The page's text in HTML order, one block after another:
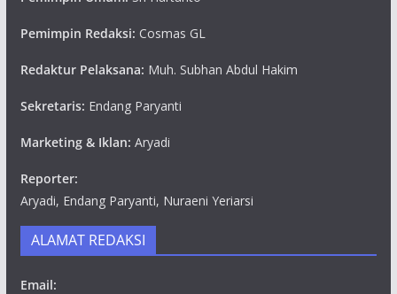
Pemimpin Redaksi: Cosmas GL
Redaktur Pelaksana: Muh. Subhan Abdul Hakim
Sekretaris: Endang Paryanti
Marketing & Iklan: Aryadi
Reporter:
Aryadi, Endang Paryanti, Nuraeni Yeriarsi
ALAMAT REDAKSI
Email: